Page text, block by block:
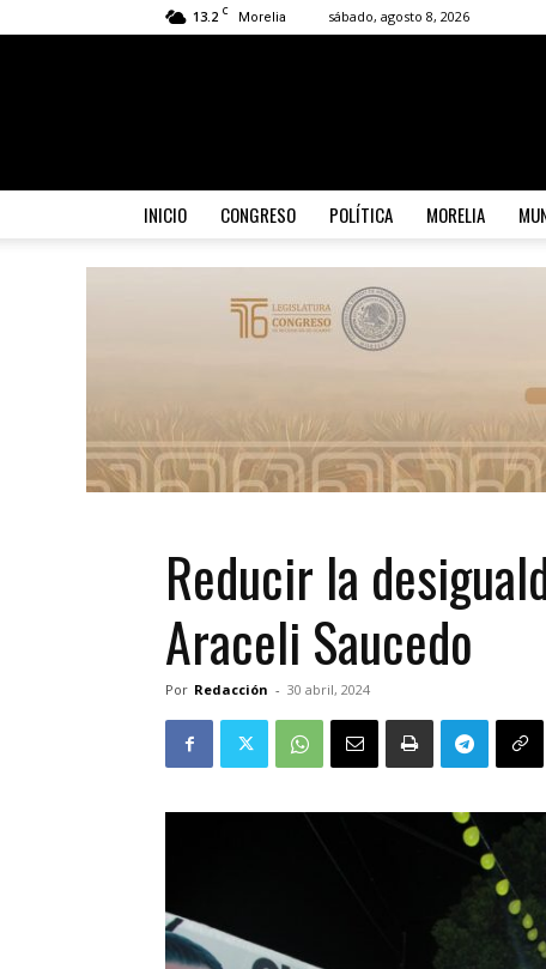
13.2 C Morelia sábado, agosto 8, 2026
INICIO CONGRESO POLÍTICA MORELIA
Reducir la
Araceli Saucedo
Por Redacción - 30 abril, 2024